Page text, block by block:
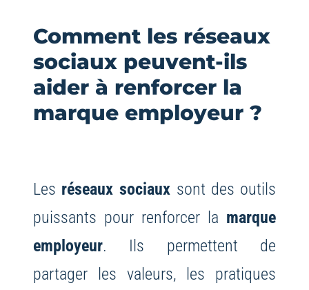
Comment les réseaux
sociaux peuvent-ils
aider à renforcer la
marque employeur ?
Les réseaux sociaux sont des outils
puissants pour renforcer la marque
employeur. Ils permettent de
partager les valeurs, les pratiques